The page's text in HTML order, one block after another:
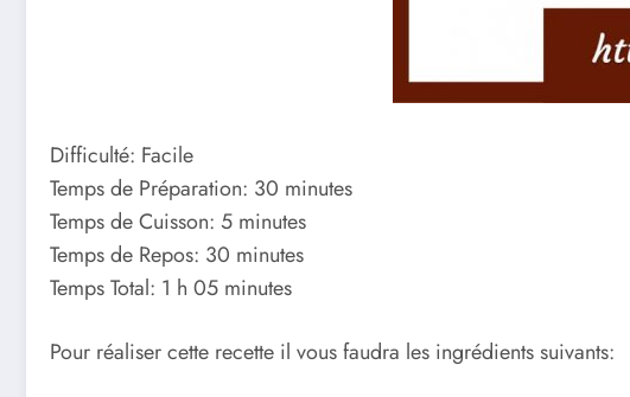
Difficulté: Facile
Temps de Préparation: 30 minutes
Temps de Cuisson: 5 minutes
Temps de Repos: 30 minutes
Temps Total: 1 h 05 minutes
Pour réaliser cette recette il vous faudra les ingrédients suivants: